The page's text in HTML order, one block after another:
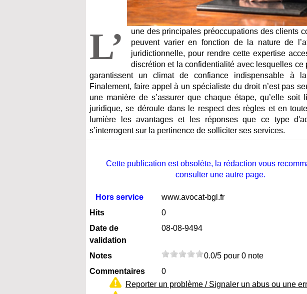
L’
une des principales préoccupations des clients
peuvent varier en fonction de la nature de
juridictionnelle, pour rendre cette expertise
discrétion et la confidentialité avec lesquelles
garantissent un climat de confiance indispensable à
Finalement, faire appel à un spécialiste du droit n’est pas
une manière de s’assurer que chaque étape, qu’elle
juridique, se déroule dans le respect des règles et en
lumière les avantages et les réponses que ce type
s’interrogent sur la pertinence de solliciter ses services.
Cette publication est obsolète, la rédaction vous
consulter une autre page.
Hors service
www.avocat-bgl.fr
Hits
0
Date de
validation
08-08-9494
Notes
0.0/5 pour 0 note
Commentaires
0
Reporter un problème / Signaler un abus ou une